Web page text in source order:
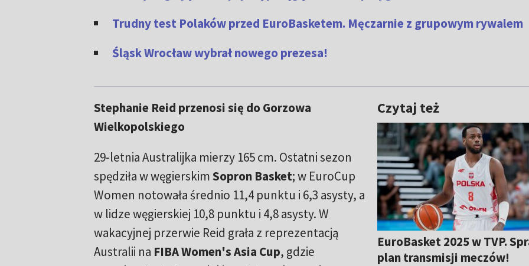
Trudny test Polaków przed EuroBasketem. Męczarnie z grupowym rywalem
Śląsk Wrocław wybrał nowego prezesa!
Czytaj też
EuroBasket 2025 w TVP.
plan transmisji meczów!
Stephanie Reid przenosi się do Gorzowa
Wielkopolskiego
29-letnia Australijka mierzy 165 cm. Ostatni sezon
spędziła w węgierskimSopron Basket; w EuroCup
Women notowała średnio 11,4 punktu i 6,3 asysty, a
w lidze węgierskiej 10,8 punktu i 4,8 asysty. W
wakacyjnej przerwie Reid grała z reprezentacją
Australii na FIBA Women's Asia Cup, gdzie